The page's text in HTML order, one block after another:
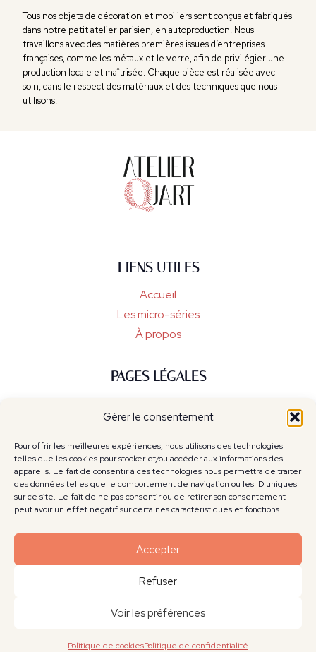
Gérer le consentement
Pour offrir les meilleures expériences, nous utilisons des technologies
telles que les cookies pour stocker et/ou accéder aux informations des
appareils. Le fait de consentir à ces technologies nous permettra de traiter
des données telles que le comportement de navigation ou les ID uniques
sur ce site. Le fait de ne pas consentir ou de retirer son consentement
peut avoir un effet négatif sur certaines caractéristiques et fonctions.
Accepter
Refuser
Voir les préférences
Politique de cookiesPolitique de confidentialité
Tous nos objets de décoration et mobiliers sont conçus et fabriqués
dans notre petit atelier parisien, en autoproduction. Nous
travaillons avec des matières premières issues d’entreprises
françaises, comme les métaux et le verre, afin de privilégier une
production locale et maîtrisée. Chaque pièce est réalisée avec
soin, dans le respect des matériaux et des techniques que nous
utilisons.
LIENS UTILES
Accueil
Les micro-séries
À propos
PAGES LÉGALES
Politique de cookies
Mentions légales
Politique de confidentialité
CONTACT
contact@atelierquart.fr
Contact